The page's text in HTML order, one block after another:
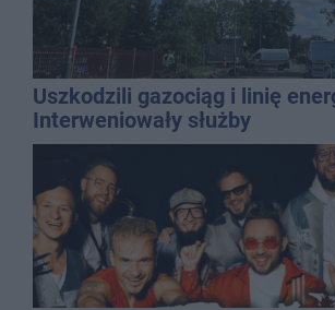
Uszkodzili gazociąg i linię
Interweniowały służby